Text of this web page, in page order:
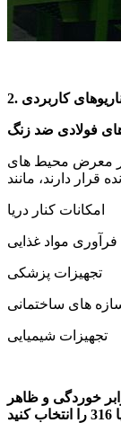
کاربردی
فولادی ضد زنگ
معرض محیط های
امکانات کنار دریا
مواد غذایی
تجهیزات پزشکی
های ساختمانی
تجهیزات شیمیایی
خوردگی و ظاهر